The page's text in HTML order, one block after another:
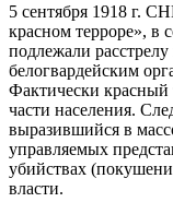
5 сентября 1918 г.
красном терроре», в
подлежали
белогвардейским
Фактически красный
части населения.
выразившийся в
управляемых
убийствах
власти.